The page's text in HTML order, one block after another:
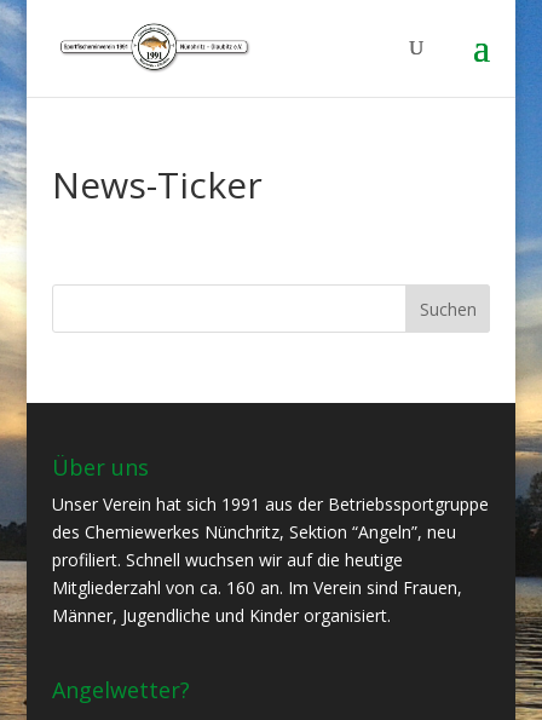
News-Ticker
Über uns
Unser Verein hat sich 1991 aus der Betriebssportgruppe
des Chemiewerkes Nünchritz, Sektion “Angeln”, neu
profiliert. Schnell wuchsen wir auf die heutige
Mitgliederzahl von ca. 160 an. Im Verein sind Frauen,
Männer, Jugendliche und Kinder organisiert.
Angelwetter?